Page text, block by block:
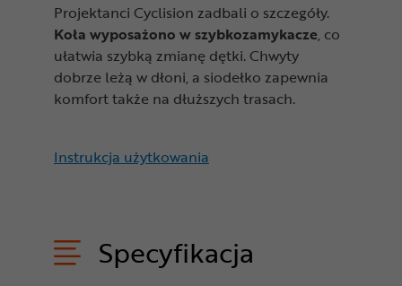
Projektanci Cyclision zadbali o szczegóły.
Koła wyposażono wszybkozamykacze, co
ułatwia szybką zmianę dętki. Chwyty
dobrze leżą w dłoni, a siodełko zapewnia
komfort także na dłuższych trasach.
Instrukcja użytkowania
Specyfikacja